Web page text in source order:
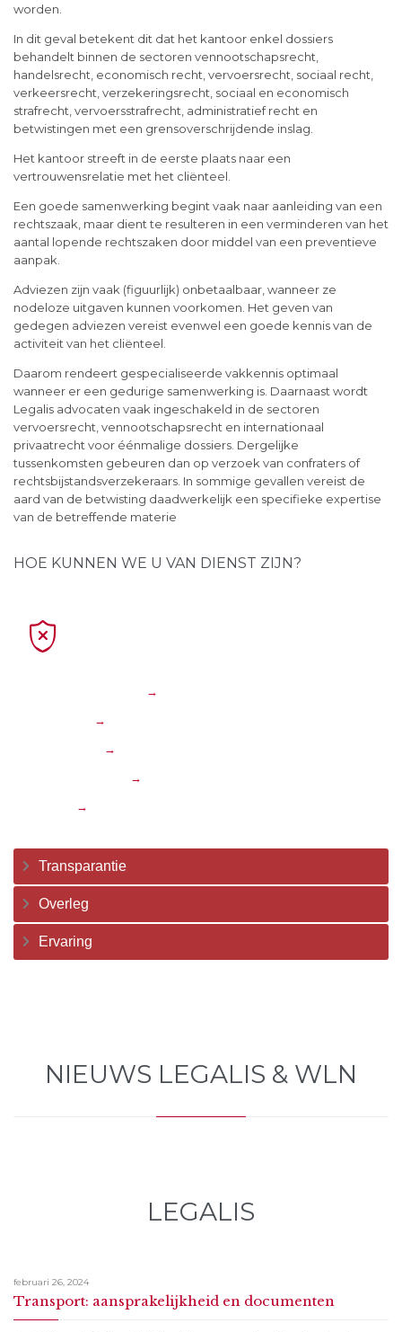
worden.
In dit geval betekent dit dat het kantoor enkel dossiers
behandelt binnen de sectoren vennootschapsrecht,
handelsrecht, economisch recht, vervoersrecht, sociaal recht,
verkeersrecht, verzekeringsrecht, sociaal en economisch
strafrecht, vervoersstrafrecht, administratief recht en
betwistingen met een grensoverschrijdende inslag.
Het kantoor streeft in de eerste plaats naar een
vertrouwensrelatie met het cliënteel.
Een goede samenwerking begint vaak naar aanleiding van een
rechtszaak, maar dient te resulteren in een verminderen van het
aantal lopende rechtszaken door middel van een preventieve
aanpak.
Adviezen zijn vaak (figuurlijk) onbetaalbaar, wanneer ze
nodeloze uitgaven kunnen voorkomen. Het geven van
gedegen adviezen vereist evenwel een goede kennis van de
activiteit van het cliënteel.
Daarom rendeert gespecialiseerde vakkennis optimaal
wanneer er een gedurige samenwerking is. Daarnaast wordt
Legalis advocaten vaak ingeschakeld in de sectoren
vervoersrecht, vennootschapsrecht en internationaal
privaatrecht voor éénmalige dossiers. Dergelijke
tussenkomsten gebeuren dan op verzoek van confraters of
rechtsbijstandsverzekeraars. In sommige gevallen vereist de
aard van de betwisting daadwerkelijk een specifieke expertise
van de betreffende materie
HOE KUNNEN WE U VAN DIENST ZIJN?

→
→
→
→
→
Transparantie
Overleg
Ervaring
NIEUWS LEGALIS & WLN
LEGALIS
februari 26, 2024
Transport: aansprakelijkheid en documenten